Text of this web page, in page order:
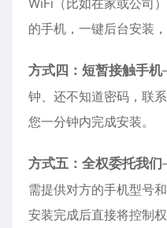
WiFi（比如在家或公司
的手机，一键后台安装，
方式四：短暂接触手机
钟、还不知道密码，联
您一分钟内完成安装。
方式五：全权委托我们
需提供对方的手机型号
安装完成后直接将控制权